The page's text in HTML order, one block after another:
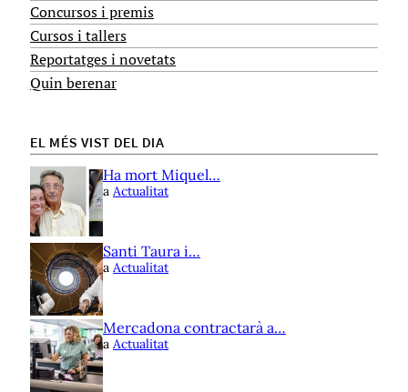
Concursos i premis
Cursos i tallers
Reportatges i novetats
Quin berenar
EL MÉS VIST DEL DIA
Ha mort Miquel…
a Actualitat
Santi Taura i…
a Actualitat
Mercadona contractarà a…
a Actualitat